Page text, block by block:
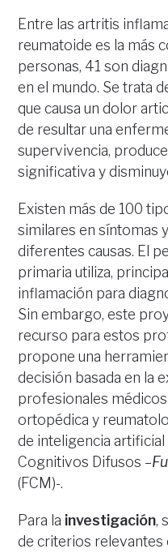
Entre las artritis
reumatoide es la más
personas, 41 son
en el mundo. Se trata
que causa un dolor
de resultar una
supervivencia,
significativa y
Existen más de 100
similares en síntomas
diferentes causas. El
primaria utiliza,
inflamación para
Sin embargo, este
recurso para estos
propone una
decisión basada en la
profesionales
ortopédica y
de inteligencia
Cognitivos Difusos –
(FCM)-.
Para la investigación,
de criterios relevantes